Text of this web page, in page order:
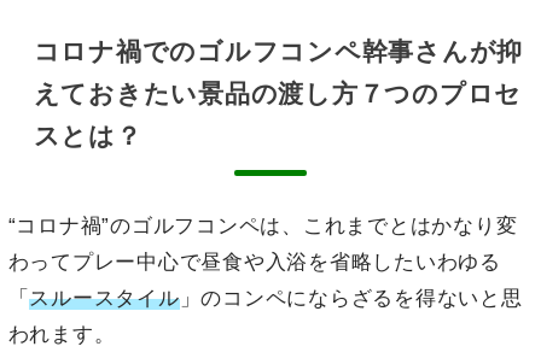
コロナ禍でのゴルフコンペ幹事さんが抑
えておきたい景品の渡し方７つのプロセ
スとは？
“コロナ禍”のゴルフコンペは、これまでとはかなり変
わってプレー中心で昼食や入浴を省略したいわゆる
「スルースタイル」のコンペにならざるを得ないと思
われます。